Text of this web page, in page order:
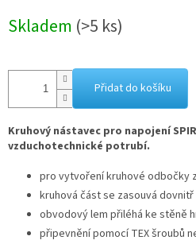
cena:
Skladem (>5 ks)
Přidat do košíku
Kruhový nástavec pro napojení
vzduchotechnické potrubí.
pro vytvoření kruhové odbočky
kruhová část se zasouvá dovnitř
obvodový lem přiléhá ke stěně
připevnění pomocí TEX šroubů